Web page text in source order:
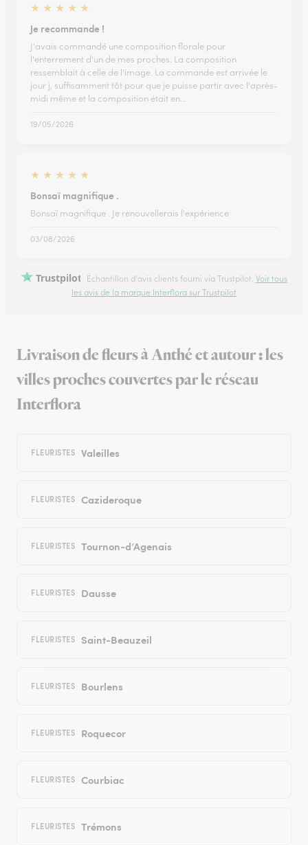
★ ★ ★ ★ ★
Je recommande !
J'avais commandé une composition florale pour
l'enterrement d'un de mes proches. La composition
ressemblait à celle de l'image. La commande est arrivée le
jour j, suffisamment tôt pour que je puisse partir avec l'après-
midi même et la composition était en…
19/05/2026
★ ★ ★ ★ ★
Bonsaï magnifique .
Bonsaï magnifique . Je renouvellerais l'expérience
03/08/2026
Trustpilot Échantillon d'avis clients fourni via Trustpilot. Voir tous
les avis de la marque Interflora sur Trustpilot
Livraison de fleurs à Anthé et autour : les
villes proches couvertes par le réseau
Interflora
FLEURISTES Valeilles
FLEURISTES Cazideroque
FLEURISTES Tournon-d’Agenais
FLEURISTES Dausse
FLEURISTES Saint-Beauzeil
FLEURISTES Bourlens
FLEURISTES Roquecor
FLEURISTES Courbiac
FLEURISTES Trémons